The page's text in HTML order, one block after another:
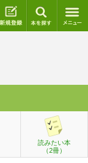
ログイン 新規登録
読みたい本
（2冊）